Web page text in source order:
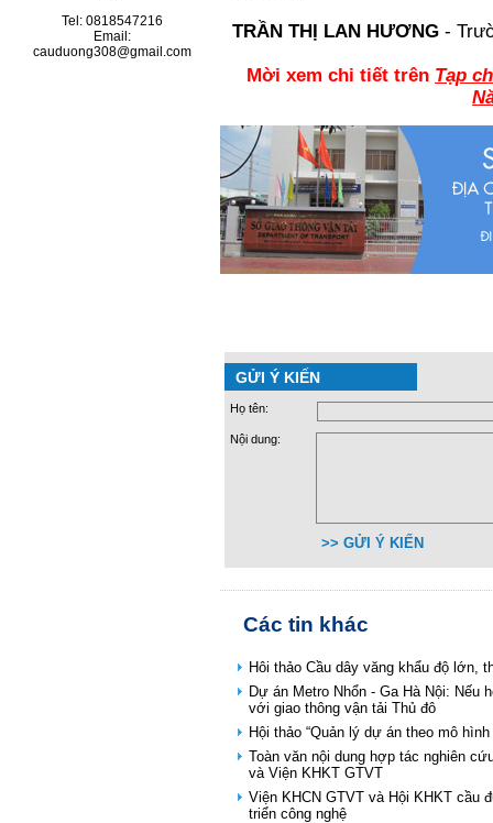
Tel: 0818547216
Email:
cauduong308@gmail.com
TRẦN THỊ LAN HƯƠNG-
Mời xem chi tiết trên Tạp
GỬI Ý KIẾN
Họ tên:
Nội dung:
>> GỬI Ý KIẾN
Các tin khác
Hôi thảo Cầu dây văng khẩu độ lớn,
Dự án Metro Nhổn - Ga Hà Nội: Nếu
với giao thông vận tải Thủ đô
Hội thảo “Quản lý dự án theo mô
Toàn văn nội dung hợp tác nghiên
và Viện KHKT GTVT
Viện KHCN GTVT và Hội KHKT cầu
triển công nghệ